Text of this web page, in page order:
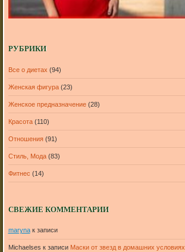
РУБРИКИ
Все о диетах (94)
Женская фигура(23)
Женское предназначение(28)
Красота(110)
Отношения(91)
Стиль, Мода(83)
Фитнес (14)
СВЕЖИЕ КОММЕНТАРИИ
marynaк записи
Michaelses к записи Маски от звезд в домашних условиях